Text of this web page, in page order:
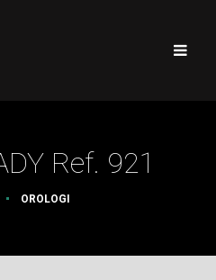
Ref. 921
OROLOGI